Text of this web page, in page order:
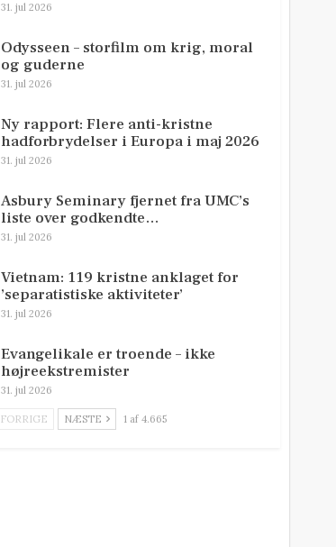
31. jul 2026
Odysseen – storfilm om krig, moral
og guderne
31. jul 2026
Ny rapport: Flere anti-kristne
hadforbrydelser i Europa i maj 2026
31. jul 2026
Asbury Seminary fjernet fra UMC’s
liste over godkendte…
31. jul 2026
Vietnam: 119 kristne anklaget for
’separatistiske aktiviteter’
31. jul 2026
Evangelikale er troende – ikke
højreekstremister
31. jul 2026
FORRIGE NÆSTE 1 af 4.665